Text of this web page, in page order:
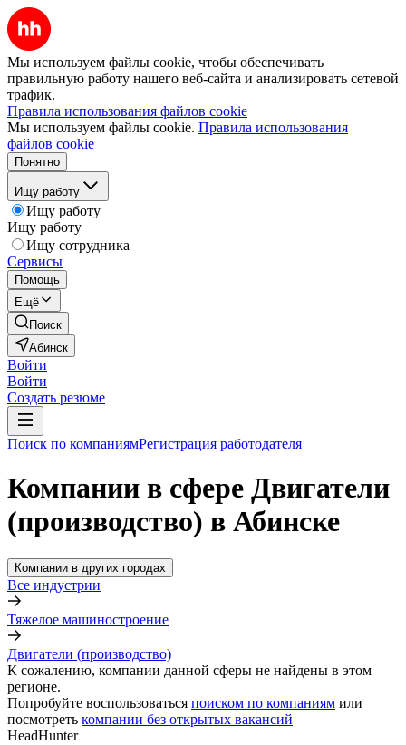
Мы используем файлы cookie, чтобы обеспечивать
правильную работу нашего веб-сайта и анализировать сетевой
трафик.
Правила использования файлов cookie
Мы используем файлы cookie. Правила использования
файлов cookie
Понятно
Ищу работу
Ищу работу
Ищу работу
Ищу сотрудника
Сервисы
Помощь
Ещё
Поиск
Абинск
Войти
Войти
Создать резюме
Поиск по компаниямРегистрация работодателя
Компании в сфере Двигатели
(производство) в Абинске
Компании в других городах
Все индустрии
Тяжелое машиностроение
Двигатели (производство)
К сожалению, компании данной сферы не найдены в этом
регионе.
Попробуйте воспользоваться поиском по компаниям или
посмотреть компании без открытых вакансий
HeadHunter